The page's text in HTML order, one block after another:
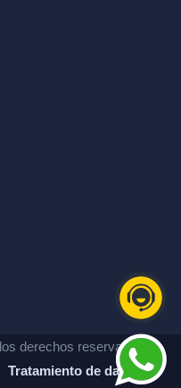
derechos reservados. |
Tratamiento de datos